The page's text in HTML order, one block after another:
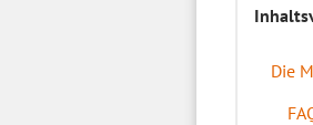
Die